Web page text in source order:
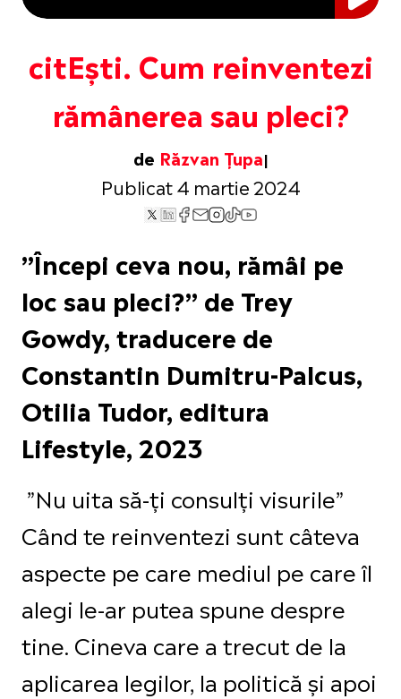
citEști. Cum reinventezi
rămânerea sau pleci?
de Răzvan Țupa
Publicat 4 martie 2024
”Începi ceva nou, rămâi pe
loc sau pleci?” de Trey
Gowdy, traducere de
Constantin Dumitru-Palcus,
Otilia Tudor, editura
Lifestyle, 2023
”Nu uita să-ți consulți visurile”
Când te reinventezi sunt câteva
aspecte pe care mediul pe care îl
alegi le-ar putea spune despre
tine. Cineva care a trecut de la
aplicarea legilor, la politică și apoi